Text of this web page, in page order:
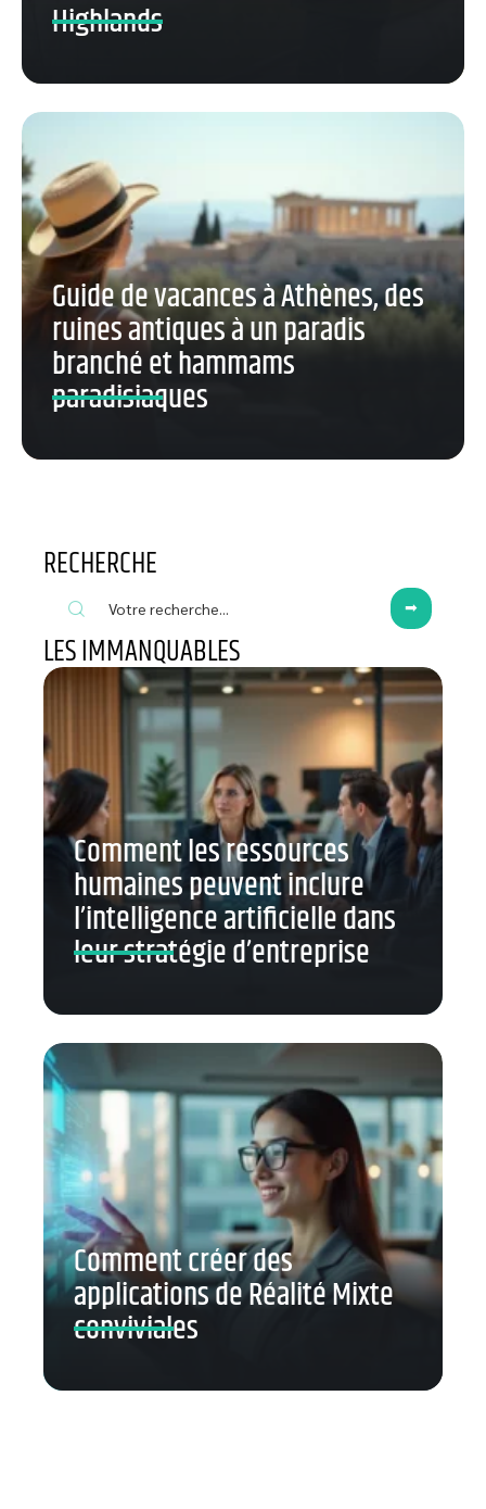
Highlands
Guide de vacances à Athènes, des
ruines antiques à un paradis
branché et hammams
paradisiaques
RECHERCHE
LES IMMANQUABLES
Comment les ressources
humaines peuvent inclure
l’intelligence artificielle dans
leur stratégie d’entreprise
Comment créer des
applications de Réalité Mixte
conviviales